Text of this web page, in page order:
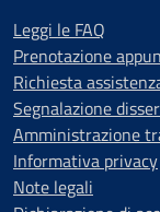
Leggi le FAQ
Prenotazione
Richiesta
Segnalazione
Amministrazione
Informativa privacy
Note legali